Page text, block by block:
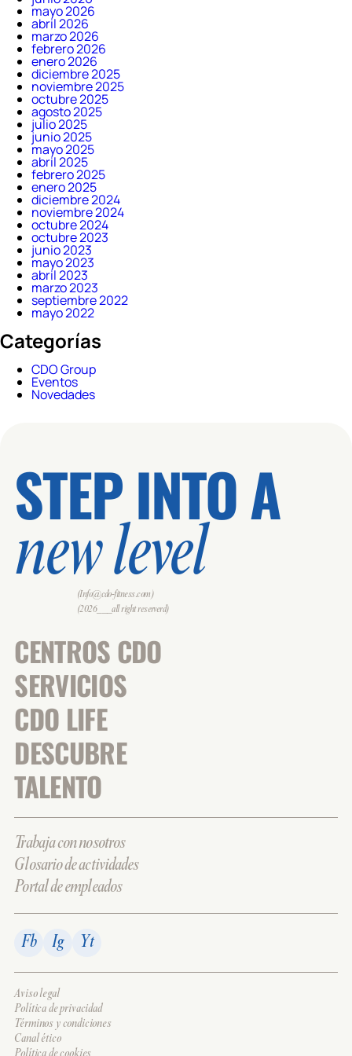
mayo 2026
abril 2026
marzo 2026
febrero 2026
enero 2026
diciembre 2025
noviembre 2025
octubre 2025
agosto 2025
julio 2025
junio 2025
mayo 2025
abril 2025
febrero 2025
enero 2025
diciembre 2024
noviembre 2024
octubre 2024
octubre 2023
junio 2023
mayo 2023
abril 2023
marzo 2023
septiembre 2022
mayo 2022
Categorías
CDO Group
Eventos
Novedades
STEP INTO A
new level
(Info@cdo-fitness.com)
(2026___all right reserverd)
CENTROS CDO
SERVICIOS
CDO LIFE
DESCUBRE
TALENTO
Trabaja con nosotros
Glosario de actividades
Portal de empleados
Fb Ig Yt
Aviso legal
Política de privacidad
Términos y condiciones
Canal ético